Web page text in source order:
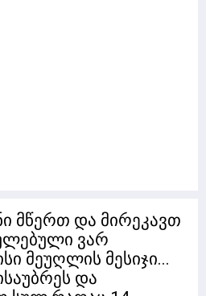
მწერთ და მირეკავთ
ვარ
მეუღლის მესიჯი...
და